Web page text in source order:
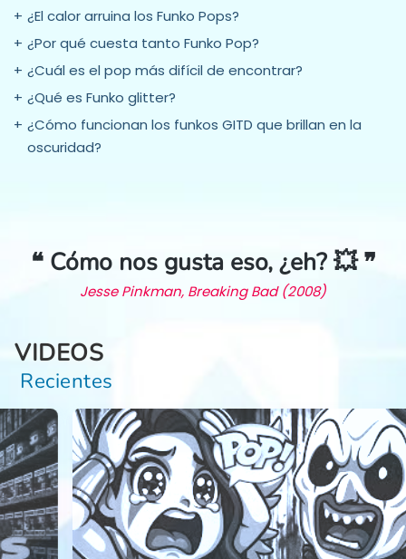
¿El calor arruina los Funko Pops?
¿Por qué cuesta tanto Funko Pop?
¿Cuál es el pop más difícil de encontrar?
¿Qué es Funko glitter?
¿Cómo funcionan los funkos GITD que brillan en la
oscuridad?
❝ Cómo nos gusta eso, ¿eh? 💥 ❞
Jesse Pinkman, Breaking Bad (2008)
VIDEOS
Recientes